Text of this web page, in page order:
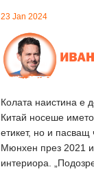
23 Jan 2024
Колата наистина е
Китай носеше
етикет, но и
Мюнхен през 2021
интериора.